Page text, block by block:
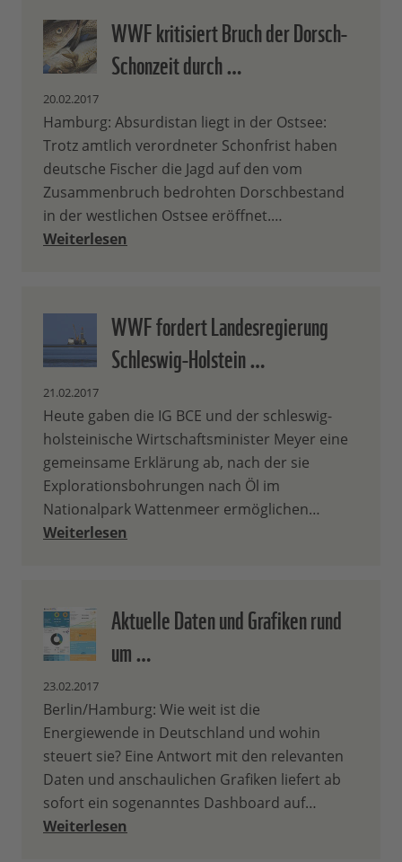
WWF kritisiert Bruch der Dorsch-
Schonzeit durch …
20.02.2017
Hamburg: Absurdistan liegt in der Ostsee:
Trotz amtlich verordneter Schonfrist haben
deutsche Fischer die Jagd auf den vom
Zusammenbruch bedrohten Dorschbestand
in der westlichen Ostsee eröffnet.…
Weiterlesen
WWF fordert Landesregierung
Schleswig-Holstein …
21.02.2017
Heute gaben die IG BCE und der schleswig-
holsteinische Wirtschaftsminister Meyer eine
gemeinsame Erklärung ab, nach der sie
Explorationsbohrungen nach Öl im
Nationalpark Wattenmeer ermöglichen…
Weiterlesen
Aktuelle Daten und Grafiken rund
um …
23.02.2017
Berlin/Hamburg: Wie weit ist die
Energiewende in Deutschland und wohin
steuert sie? Eine Antwort mit den relevanten
Daten und anschaulichen Grafiken liefert ab
sofort ein sogenanntes Dashboard auf…
Weiterlesen